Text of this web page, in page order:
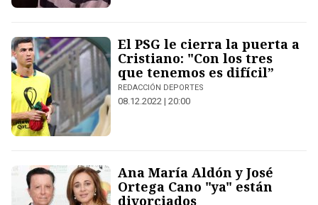
El PSG le cierra la puerta a
Cristiano: "Con los tres
que tenemos es difícil”
REDACCIÓN DEPORTES
08.12.2022 | 20:00
Ana María Aldón y José
Ortega Cano "ya" están
divorciados